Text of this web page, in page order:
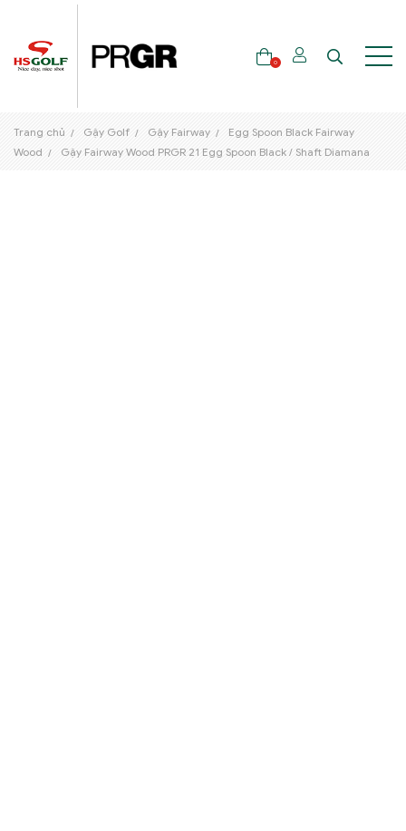
THƯƠNG HIỆU
0
Trang chủ Gậy Golf Gậy Fairway
Egg Spoon Black Fairway
Wood
Gậy Fairway Wood PRGR 21 Egg Spoon Black / Shaft Diamana